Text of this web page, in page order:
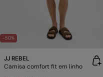
-50%
JJ REBEL
Camisa comfort fit em linho